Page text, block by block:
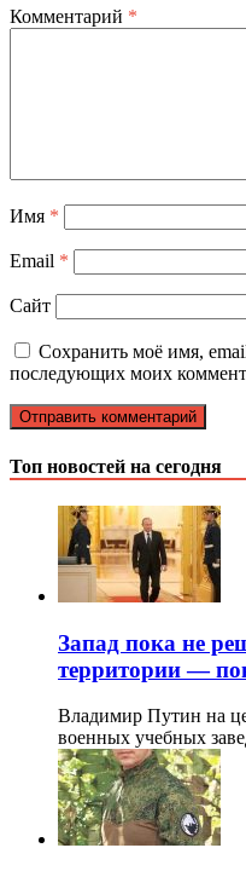
Комментарий *
Имя *
Email *
Сайт
Сохранить моё имя,
последующих моих
Топ новостей на сегодня
Запад пока не
территории —
Владимир Путин на
военных учебных